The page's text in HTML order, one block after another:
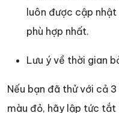
luôn được cập
phù hợp nhất.
Lưu ý về thời gian
Nếu bạn đã thử với cả
màu đỏ, hãy lập tức tắt